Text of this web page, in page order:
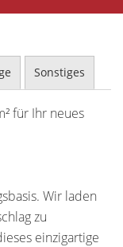
Sonstiges
für Ihr neues
Wir laden
zu
einzigartige